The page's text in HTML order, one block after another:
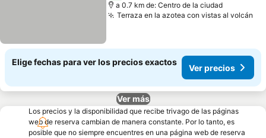
a 0.7 km de: Centro de la ciudad
Terraza en la azotea con vistas al volcán
Elige fechas para ver los precios exactos
Ver precios
Ver más
Los precios y la disponibilidad que recibe trivago de las páginas
web de reserva cambian de manera constante. Por lo tanto, es
posible que no siempre encuentres en una página web de reserva